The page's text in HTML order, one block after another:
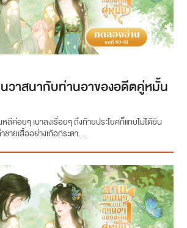
วาสนากับท่านอาของอดีตคู่หมั้น
ลีค่อยๆ เบาลงเรื่อยๆ ถึงท้ายประโยคก็แทบไม่ได้ยิน
ายเสื้ออย่างเก้อกระดา...